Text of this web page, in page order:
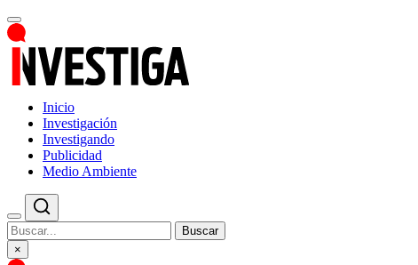
Inicio
Investigación
Investigando
Publicidad
Medio Ambiente
Buscar
×